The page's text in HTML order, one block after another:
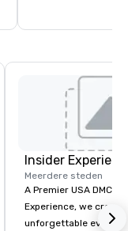
Insider
Meerdere steden
A Premier USA DMC Partner
Experience, we create
unforgettable events